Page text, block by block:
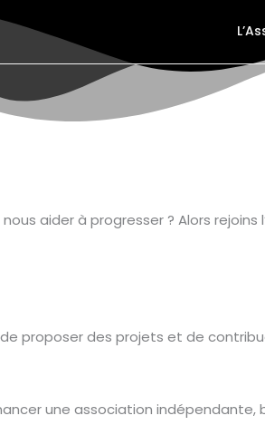
aider à progresser ? Alors rejoins
proposer des projets et de
une association indépendante,